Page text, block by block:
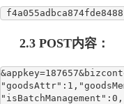
2.3 POST内容：